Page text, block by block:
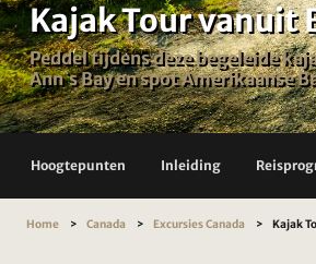
Kajak Tour vanuit
Peddel tijdens deze begeleide
Ann`s Bay en spot Amerikaanse
Hoogtepunten Inleiding
Home Canada Excursies Canada Kajak